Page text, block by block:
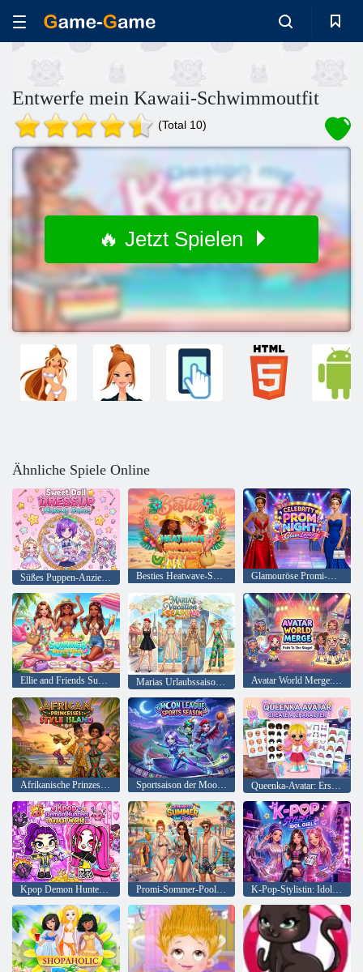
Entwerfe mein Kawaii-Schwimmoutfit
(Total 10)
🔥 Jetzt Spielen
Ähnliche Spiele Online
Süßes Puppen-Anzieh-Make-up-Spiel Besties Heatwave-Sommerstil Glamouröse Promi-Ballabend-Looks
Ellie and Friends Summer Beach Vibes Marias Urlaubssaison-Kleidung Avatar World Merge: Der Weg zur Bühne!
Afrikanische Prinzessinnen: Style Island Sportsaison der Moon League Queenka-Avatar: Erstelle einen Charakter
Kpop Demon Hunters Avatar World Promi-Sommer-Poolparty K-Pop-Stylistin: Idol Girls